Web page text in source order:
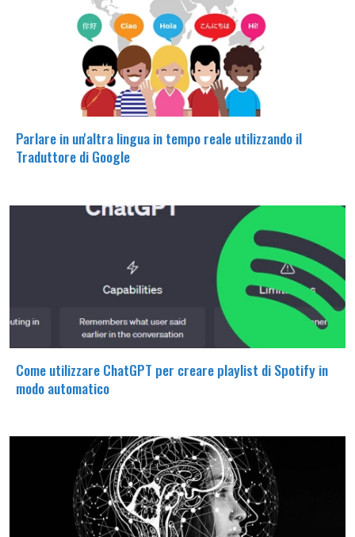
Parlare in un'altra lingua in tempo reale utilizzando il
Traduttore di Google
Come utilizzare ChatGPT per creare playlist di Spotify in
modo automatico